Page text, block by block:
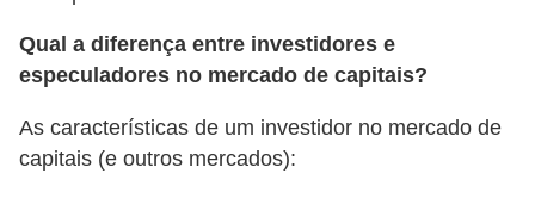
Qual a diferença entre investidores e
especuladores no mercado de capitais?
As características de um investidor no mercado de
capitais (e outros mercados):
a
n
e